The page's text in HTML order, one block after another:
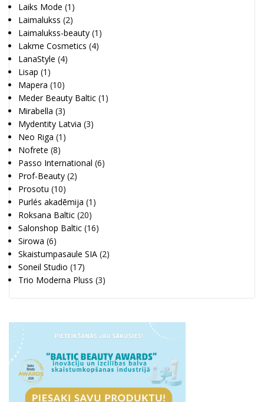
Laiks Mode (1)
Laimalukss (2)
Laimalukss-beauty (1)
Lakme Cosmetics (4)
LanaStyle (4)
Lisap (1)
Mapera (10)
Meder Beauty Baltic (1)
Mirabella (3)
Mydentity Latvia (3)
Neo Riga (1)
Nofrete (8)
Passo International (6)
Prof-Beauty (2)
Prosotu (10)
Purlés akadēmija (1)
Roksana Baltic (20)
Salonshop Baltic (16)
Sirowa (6)
Skaistumpasaule SIA (2)
Soneil Studio (17)
Trio Moderna Pluss (3)